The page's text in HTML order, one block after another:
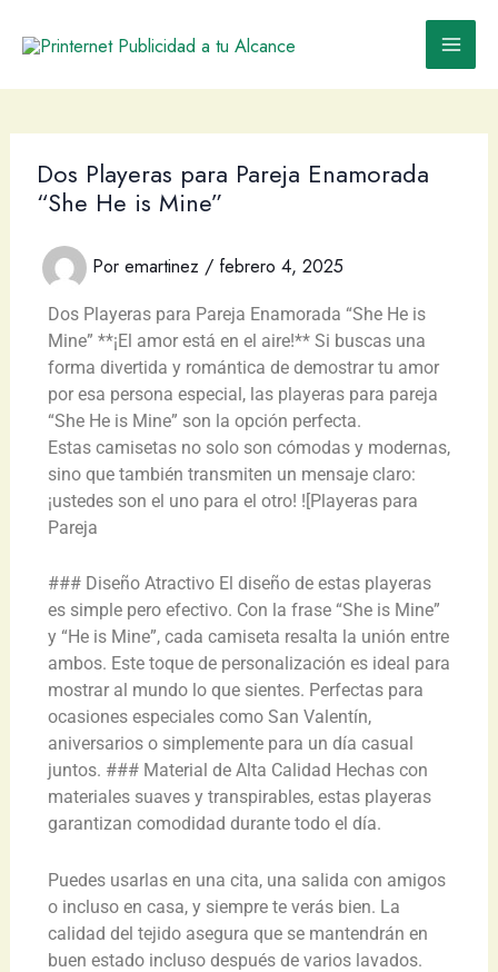
Dos Playeras para Pareja Enamorada
“She He is Mine”
Por emartinez / febrero 4, 2025
Dos Playeras para Pareja Enamorada “She He is
Mine” **¡El amor está en el aire!** Si buscas una
forma divertida y romántica de demostrar tu amor
por esa persona especial, las playeras para pareja
“She He is Mine” son la opción perfecta.
Estas camisetas no solo son cómodas y modernas,
sino que también transmiten un mensaje claro:
¡ustedes son el uno para el otro! ![Playeras para
Pareja
### Diseño Atractivo El diseño de estas playeras
es simple pero efectivo. Con la frase “She is Mine”
y “He is Mine”, cada camiseta resalta la unión entre
ambos. Este toque de personalización es ideal para
mostrar al mundo lo que sientes. Perfectas para
ocasiones especiales como San Valentín,
aniversarios o simplemente para un día casual
juntos. ### Material de Alta Calidad Hechas con
materiales suaves y transpirables, estas playeras
garantizan comodidad durante todo el día.
Puedes usarlas en una cita, una salida con amigos
o incluso en casa, y siempre te verás bien. La
calidad del tejido asegura que se mantendrán en
buen estado incluso después de varios lavados.